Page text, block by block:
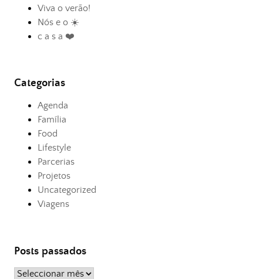
Viva o verão!
Nós e o ☀️
c a s a ❤️
Categorias
Agenda
Família
Food
Lifestyle
Parcerias
Projetos
Uncategorized
Viagens
Posts passados
Posts